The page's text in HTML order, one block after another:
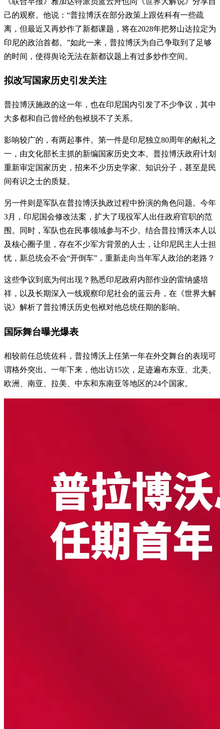
己的观察。他说：“普拉博沃在部分政策上跟佐科有一些疏
离，但最近又再炒作了新都课题，将在2028年把努山达拉定为
印尼的政治首都。”如此一来，普拉博沃为自己争取到了足够
的时间，使得舆论无法在新都议题上有过多炒作空间。
拟改写国家历史引发关注
普拉博沃施政的这一年，也在印尼国内引发了不少争议，其中
大多都和自己曾经的包袱脱不了关系。
影响较广的，有两起事件。第一件是印尼独立80周年的献礼之
一，由文化部长主抓的新编国家历史文本。普拉博沃政府计划
重新审定国家历史，招来不少历史学家、知识分子，甚至是民
间有识之士的质疑。
另一件则是军队在普拉博沃执政过程中扮演的角色问题。今年
3月，印尼国会修改法案，扩大了现役军人出任政府官职的范
围。同时，军队也在民事领域参与不少。结合普拉博沃本人以
及核心圈子里，存在不少军方背景的人士，让印尼民主人士担
忧，新总统会不会“开倒车”，重新走向当年军人政治的老路？
这些争议到底为何出现？熟悉印尼政府内部作业的雷纳盛培
祥，以及长期深入一线观察印尼社会的蓝云舟，在《世界大解
说》解析了普拉博沃历史包袱对他总统任期的影响。
国际舞台曝光爆表
相较前任总统佐科，普拉博沃上任第一年在外交舞台的表现可
谓格外突出。一年下来，他出访15次，足迹遍布东亚、北美、
欧洲、南亚、拉美、中东和东南亚等地区的24个国家。